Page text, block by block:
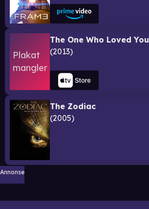
The One Who Loved You
2013
The Zodiac
2005
Annonse